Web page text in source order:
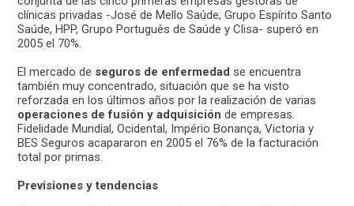
clínicas privadas -José de Mello Saúde, Grupo Espírito Santo
Saúde, HPP, Grupo Português de Saúde y Clisa- superó en
2005 el 70%.
El mercado de seguros de enfermedad se encuentra
también muy concentrado, situación que se ha visto
reforzada en los últimos años por la realización de varias
operaciones de fusión y adquisición de empresas.
Fidelidade Mundial, Ocidental, Império Bonança, Victoria y
BES Seguros acapararon en 2005 el 76% de la facturación
total por primas.
Previsiones y tendencias